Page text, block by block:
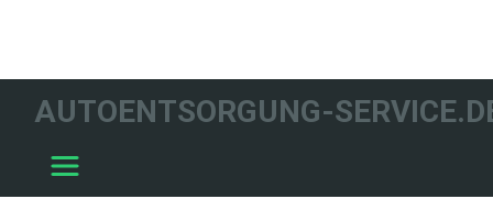
AUTOENTSORGUNG-